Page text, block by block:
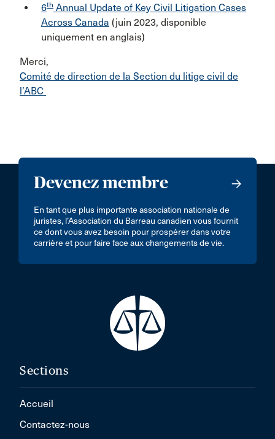
6th Annual Update of Key Civil Litigation Cases
Across Canada (juin 2023, disponible
uniquement en anglais)
Merci,
Comité de direction de la Section du litige civil de
l’ABC
Devenez membre
En tant que plus importante association nationale de
juristes, l’Association du Barreau canadien vous fournit
ce dont vous avez besoin pour prospérer dans votre
carrière et pour faire face aux changements de vie.
Sections
Accueil
Contactez-nous